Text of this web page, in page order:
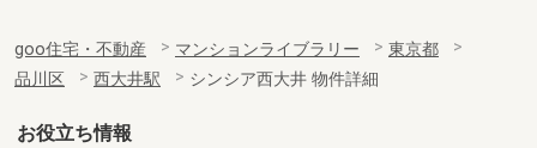
goo住宅・不動産 マンションライブラリー
東京都
品川区
西大井駅 シンシア西大井 物件詳細
お役立ち情報